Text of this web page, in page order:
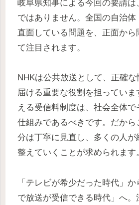
岐阜県知事による今回の要請
ではありません。全国の自治体
直面している問題を、正面から
て注目されます。
NHKは公共放送として、正確
届ける重要な役割を担ってい
える受信料制度は、社会全体で
仕組みであるべきです。だから
分は丁寧に見直し、多くの人が
整えていくことが求められます
「テレビが希少だった時代」
で放送が受信できる時代」へ